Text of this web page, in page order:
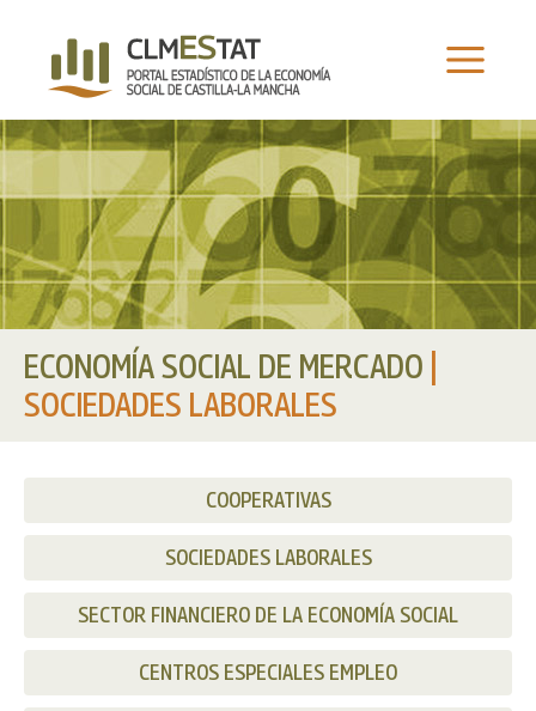
ECONOMÍA SOCIAL DE MERCADO
SOCIEDADES LABORALES
COOPERATIVAS
SOCIEDADES LABORALES
SECTOR FINANCIERO DE LA ECONOMÍA SOCIAL
CENTROS ESPECIALES EMPLEO